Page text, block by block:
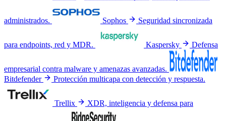
administrados. Sophos Seguridad sincronizada
para endpoints, red y MDR. Kaspersky Defensa
empresarial contra malware y amenazas avanzadas.
Bitdefender
Protección multicapa con detección y respuesta.
Trellix XDR, inteligencia y defensa para